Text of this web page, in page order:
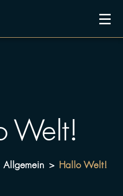
Welt!
Allgemein > Hallo Welt!